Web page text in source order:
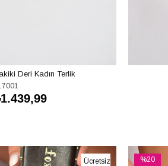
Deri Kadın Terlik
Ücretsiz
%20